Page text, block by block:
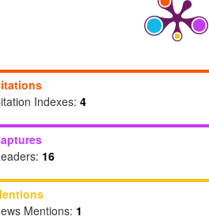
Indexes: 4
16
Mentions: 1